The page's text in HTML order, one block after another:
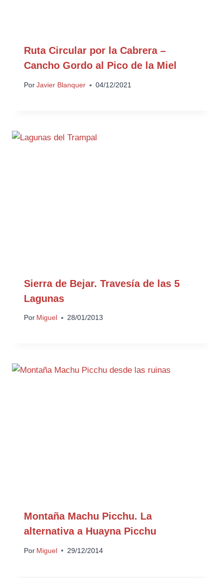
Ruta Circular por la Cabrera –
Cancho Gordo al Pico de la Miel
Por Javier Blanquer 04/12/2021
Sierra de Bejar. Travesía de las 5
Lagunas
Por Miguel 28/01/2013
Montaña Machu Picchu. La
alternativa a Huayna Picchu
Por Miguel 29/12/2014